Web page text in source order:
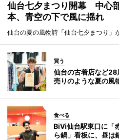
仙台七夕まつり開幕 中心
本、青空の下で風に揺れ
仙台の夏の風物詩「仙台七夕まつり」
買う
仙台の古着店など
売りのような夏の風
食べる
BiVi仙台駅東口に「
ら鍋」看板に、昼は